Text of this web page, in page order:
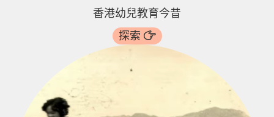
香港幼兒教育今昔
探索